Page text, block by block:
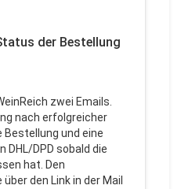
der Bestellung
zwei Emails.
nach erfolgreicher
Bestellung und eine
DHL/DPD sobald die
hat. Den
den Link in der Mail